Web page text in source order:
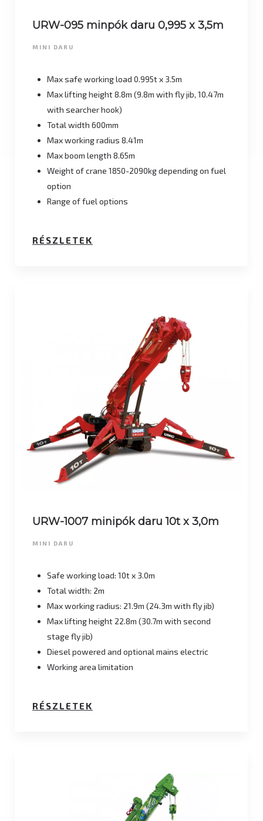
URW-095 minpók daru 0,995 x 3,5m
MINI DARU
Max safe working load 0.995t x 3.5m
Max lifting height 8.8m (9.8m with fly jib, 10.47m
with searcher hook)
Total width 600mm
Max working radius 8.41m
Max boom length 8.65m
Weight of crane 1850-2090kg depending on fuel
option
Range of fuel options
RÉSZLETEK
URW-1007 minipók daru 10t x 3,0m
MINI DARU
Safe working load: 10t x 3.0m
Total width: 2m
Max working radius: 21.9m (24.3m with fly jib)
Max lifting height 22.8m (30.7m with second
stage fly jib)
Diesel powered and optional mains electric
Working area limitation
RÉSZLETEK